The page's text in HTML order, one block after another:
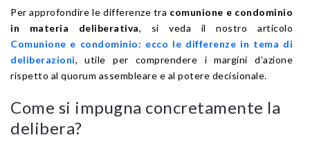
Per approfondire le differenze tra comunione e condominio
in materia deliberativa, si veda il nostro articolo
Comunione e condominio: ecco le differenze in tema di
deliberazioni, utile per comprendere i margini d’azione
rispetto al quorum assembleare e al potere decisionale.
Come si impugna concretamente la
delibera?